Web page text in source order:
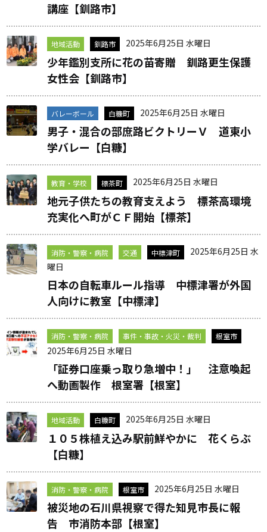
講座【釧路市】
地域活動 釧路市 2025年6月25日 水曜日
少年鑑別支所に花の苗寄贈 釧路更生保護
女性会【釧路市】
バレーボール 白糠町 2025年6月25日 水曜日
男子・混合の部庶路ビクトリーＶ 道東小
学バレー【白糠】
教育・学校 標茶町 2025年6月25日 水曜日
地元子供たちの教育支えよう 標茶高環境
充実化へ町がＣＦ開始【標茶】
消防・警察・病院 交通 中標津町
2025年6月25日 水
曜日
日本の自転車ルール指導 中標津署が外国
人向けに教室【中標津】
消防・警察・病院 事件・事故・火災・裁判 根室市
2025年6月25日 水曜日
「証券口座乗っ取り急増中！」 注意喚起
へ動画製作 根室署【根室】
地域活動 白糠町 2025年6月25日 水曜日
１０５株植え込み駅前鮮やかに 花くらぶ
【白糠】
消防・警察・病院 根室市 2025年6月25日 水曜日
被災地の石川県視察で得た知見市長に報
告 市消防本部【根室】